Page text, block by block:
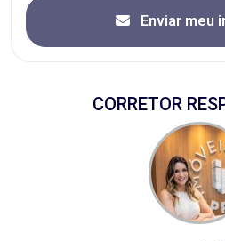
Enviar meu
CORRETOR